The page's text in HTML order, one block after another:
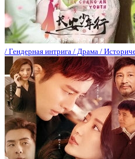
/ Гендерная интрига / Драма /